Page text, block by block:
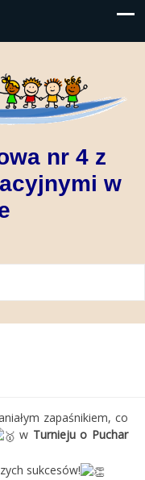
nr 4 z
w
zapaśnikiem, co
w Turnieju o Puchar
sukcesów!